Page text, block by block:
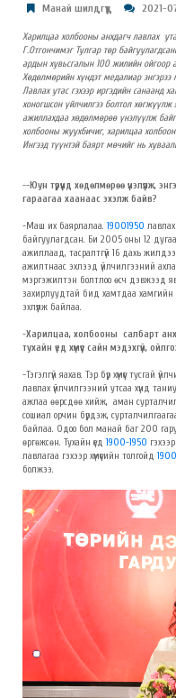
Манай шилдгүүд 2021-
Харилцаа холбооны анхдагч лавлах
Г.Отгончимэг Тулгар төр
ардын хувьсгалын 100 жилийн ойгоор
Хөдөлмөрийн хүндэт медалиар
Лавлах утас гэхээр иргэдийн санаанд
хоногшсон үйлчилгээ болтол
ажиллахдаа хөдөлмөрөө үнэлүүлж
холбооны жуухбичиг, харилцаа
Ингээд түүнтэй баярт мөчийг нь
--Юун түрүүнд хөдөлмөрөө
гараагаа хаанаас эхэлж байв?
-Маш их баярлалаа.19001950
байгуулагдсан. Би 2005 оны 12
ажиллаад, тасралтгүй 16 дахь
ажилтнаас эхлээд үйлчилгээний
мэргэжилтэн болтлоо өсч дэвжээд
захирлуудтай бид хамтдаа
эхлүүлж байлаа.
-Харилцаа, холбооны салбарт
тухайн үед хүмүүс сайн мэдэхгүй,
-Тэгэлгүй яахав. Тэр бүр хүмүүс тусгай
лавлах үйлчилгээний утсаа хүнд
ажлаа өөрсдөө хийж, аман
сошиал орчин бүрдэж,
байлаа. Одоо бол манай баг 200
өргөжсөн. Тухайн үед1900-1950
лавлагаа гэхээр хүмүүсийн толгойд
болжээ.